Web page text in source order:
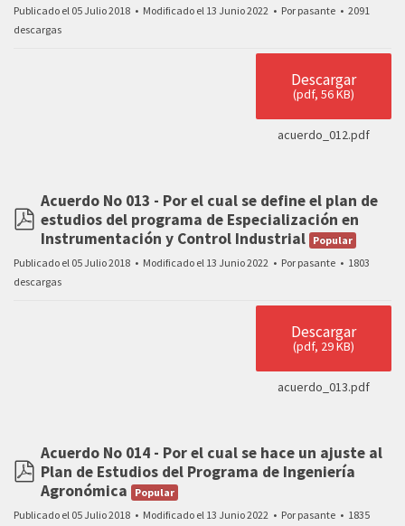
Publicado el 05 Julio 2018
Modificado el 13 Junio 2022 Por pasante
2091
descargas
Descargar
(pdf, 56 KB)
acuerdo_012.pdf
pdf
Acuerdo No 013 - Por el cual se define el plan de
estudios del programa de Especialización en
Instrumentación y Control Industrial Popular
Publicado el 05 Julio 2018
Modificado el 13 Junio 2022 Por pasante
1803
descargas
Descargar
(pdf, 29 KB)
acuerdo_013.pdf
pdf
Acuerdo No 014 - Por el cual se hace un ajuste al
Plan de Estudios del Programa de Ingeniería
Agronómica
Popular
Publicado el 05 Julio 2018
Modificado el 13 Junio 2022 Por pasante
1835